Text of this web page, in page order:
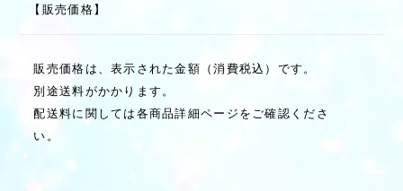
【販売価格】
販売価格は、表示された金額（消費税込）です。
別途送料がかかります。
配送料に関しては各商品詳細ページをご確認くださ
い。